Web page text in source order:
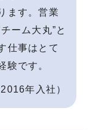
ます。営業
ーム⼤丸”と
仕事はとて
験です。
年入社）